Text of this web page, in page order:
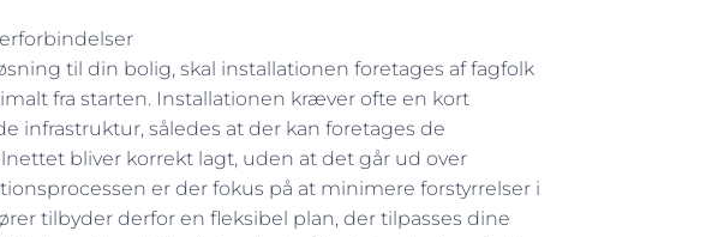
til din bolig, skal installationen foretages af fagfolk
fra starten. Installationen kræver ofte en kort
således at der kan foretages de
bliver korrekt lagt, uden at det går ud over
er der fokus på at minimere forstyrrelser i
tilbyder derfor en fleksibel plan, der tilpasses dine